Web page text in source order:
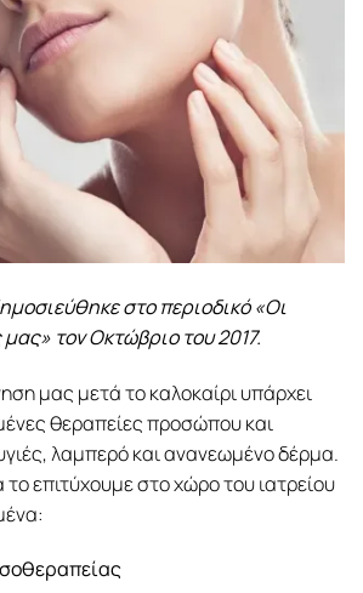
στο περιοδικό «Οι
μας» τον Οκτώβριο του 2017.
μας μετά το καλοκαίρι υπάρχει
θεραπείες προσώπου και
λαμπερό και ανανεωμένο δέρμα.
επιτύχουμε στο χώρο του ιατρείου